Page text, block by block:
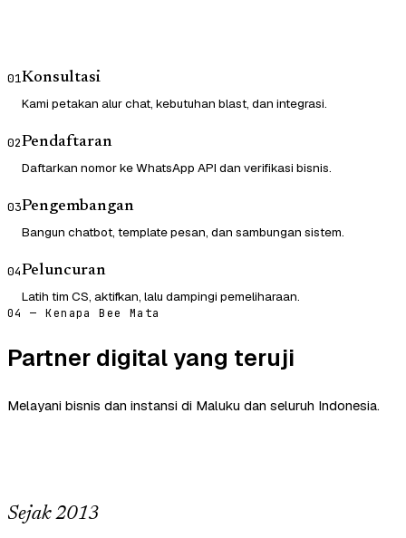
01Konsultasi
Kami petakan alur chat, kebutuhan blast, dan integrasi.
02Pendaftaran
Daftarkan nomor ke WhatsApp API dan verifikasi bisnis.
03Pengembangan
Bangun chatbot, template pesan, dan sambungan sistem.
04Peluncuran
Latih tim CS, aktifkan, lalu dampingi pemeliharaan.
04 — Kenapa Bee Mata
Partner digital yang teruji
Melayani bisnis dan instansi di Maluku dan seluruh Indonesia.
Sejak 2013